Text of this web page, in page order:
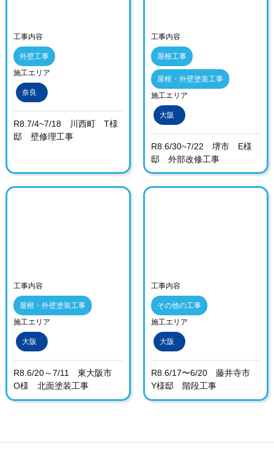
工事内容
外壁工事
施工エリア
奈良
R8.7/4~7/18 川西町 T様
邸 壁修理工事
工事内容
屋根工事
屋根・外壁塗装工事
施工エリア
大阪
R8.6/30~7/22 堺市 E様
邸 外部改修工事
工事内容
屋根・外壁塗装工事
施工エリア
大阪
R8.6/20～7/11 東大阪市
O様 北面塗装工事
工事内容
その他の工事
施工エリア
大阪
R8.6/17〜6/20 藤井寺市
Y様邸 階段工事